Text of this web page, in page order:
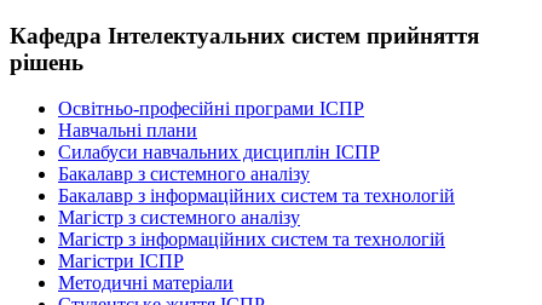
Кафедра Інтелектуальних систем прийняття
рішень
Освітньо-професійні програми ІСПР
Навчальні плани
Силабуси навчальних дисциплін ІСПР
Бакалавр з системного аналізу
Бакалавр з інформаційних систем та технологій
Магістр з системного аналізу
Магістр з інформаційних систем та технологій
Магістри ІСПР
Методичнi матерiали